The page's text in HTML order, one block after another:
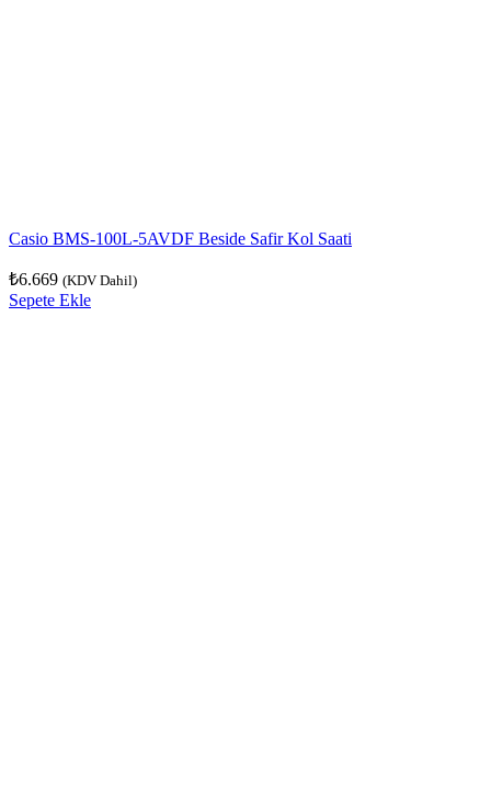
Casio BMS-100L-5AVDF Beside Safir Kol Saati
₺6.669 (KDV Dahil)
Sepete Ekle